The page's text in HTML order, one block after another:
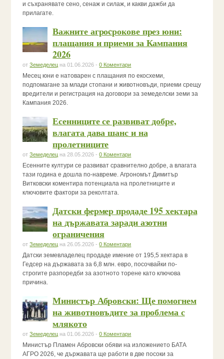
и съхранявате сено, сенаж и силаж, и какви дажби да
прилагате.
Важните агроcрокове през юни:
плащания и приеми за Кампания
2026
отЗемеделец на 01.06.2026 -0 Коментари
Месец юни е натоварен с плащания по екосхеми,
подпомагане за млади стопани и животновъди, приеми срещу
вредители и регистрация на договори за земеделски земи за
Кампания 2026.
Есенниците се развиват добре,
влагата дава шанс и на
пролетниците
отЗемеделец на 28.05.2026 -0 Коментари
Есенните култури се развиват сравнително добре, а влагата
тази година е дошла по-навреме. Агрономът Димитър
Витковски коментира потенциала на пролетниците и
ключовите фактори за реколтата.
Датски фермер продаде 195 хектара
на държавата заради азотни
ограничения
отЗемеделец на 26.05.2026 -0 Коментари
Датски земевладелец продаде имение от 195,5 хектара в
Гедсер на държавата за 6,8 млн. евро, посочвайки по-
строгите разпоредби за азотното торене като ключова
причина.
Министър Абровски: Ще помогнем
на животновъдите за проблема с
млякото
отЗемеделец на 01.06.2026 -0 Коментари
Министър Пламен Абровски обяви на изложението БАТА
АГРО 2026, че държавата ще работи в две посоки за